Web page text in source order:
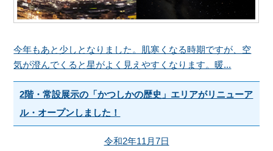
今年もあと少しとなりました。肌寒くなる時期ですが、空
気が澄んでくると星がよく見えやすくなります。暖...
2階・常設展示の「かつしかの歴史」エリアがリニューア
ル・オープンしました！
令和2年11月7日